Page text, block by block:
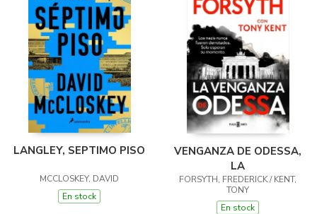
LANGLEY, SEPTIMO PISO
MCCLOSKEY, DAVID
En stock
VENGANZA DE ODESSA,
LA
FORSYTH, FREDERICK / KENT,
TONY
En stock